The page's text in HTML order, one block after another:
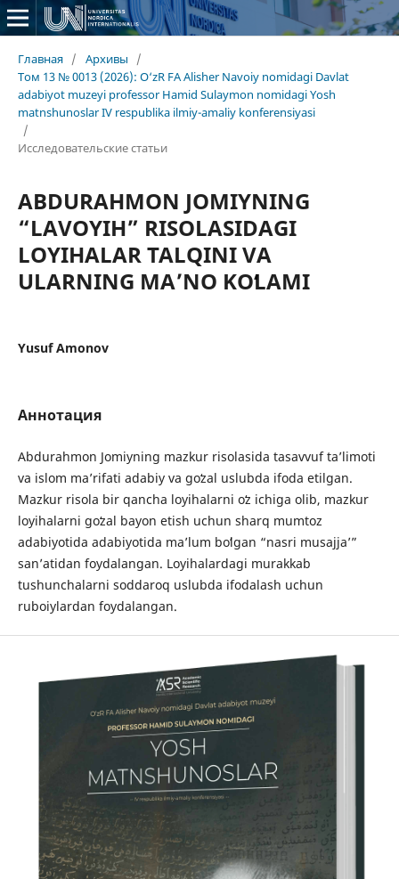
Главная / Архивы
/
Том 13 № 0013 (2026): O‘zR FA Alisher Navoiy nomidagi Davlat
adabiyot muzeyi professor Hamid Sulaymon nomidagi Yosh
matnshunoslar IV respublika ilmiy-amaliy konferensiyasi
/
Исследовательские статьи
ABDURAHMON JOMIYNING
“LAVOYIH” RISOLASIDAGI
LOYIHALAR TALQINI VA
ULARNING MAʼNO KOʻLAMI
Yusuf Amonov
Аннотация
Abdurahmon Jomiyning mazkur risolasida tasavvuf taʼlimoti
va islom maʼrifati adabiy va goʻzal uslubda ifoda etilgan.
Mazkur risola bir qancha loyihalarni oʻz ichiga olib, mazkur
loyihalarni goʻzal bayon etish uchun sharq mumtoz
adabiyotida adabiyotida maʼlum boʻlgan “nasri musajjaʼ”
sanʼatidan foydalangan. Loyihalardagi murakkab
tushunchalarni soddaroq uslubda ifodalash uchun
ruboiylardan foydalangan.